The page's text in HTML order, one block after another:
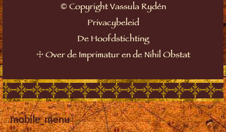
©Copyright Vassula Rydén
Privacybeleid
De Hoofdstichting
☩ Over de Imprimatur en de Nihil Obstat
mobile_menu